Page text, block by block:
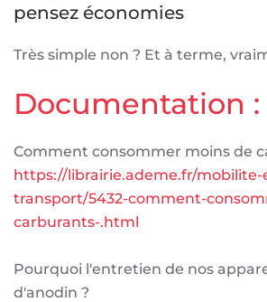
pensez économies
Très simple non ? Et à terme,
Documentation :
Comment consommer moins de
https://librairie.ademe.fr/mobilite-
transport/5432-comment-
carburants-.html
Pourquoi l'entretien de nos
d'anodin ?